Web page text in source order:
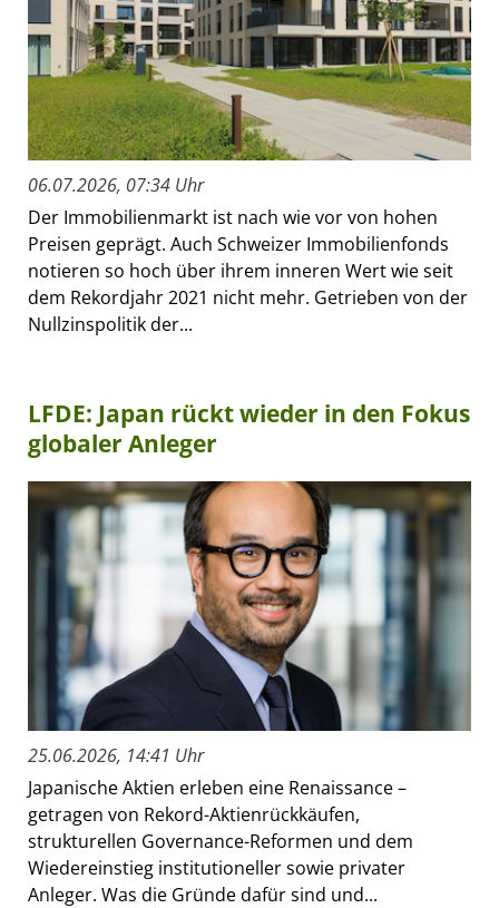
06.07.2026, 07:34 Uhr
Der Immobilienmarkt ist nach wie vor von hohen
Preisen geprägt. Auch Schweizer Immobilienfonds
notieren so hoch über ihrem inneren Wert wie seit
dem Rekordjahr 2021 nicht mehr. Getrieben von der
Nullzinspolitik der...
LFDE: Japan rückt wieder in den Fokus
globaler Anleger
25.06.2026, 14:41 Uhr
Japanische Aktien erleben eine Renaissance –
getragen von Rekord-Aktienrückkäufen,
strukturellen Governance-Reformen und dem
Wiedereinstieg institutioneller sowie privater
Anleger. Was die Gründe dafür sind und...